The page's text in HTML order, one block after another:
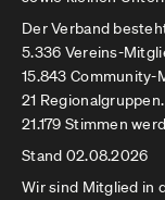
Der Verband
5.336 Vereins-
15.843
21 Regionalgruppen.
21.179 Stimmen
Stand 02.08.2026
Wir sind Mitglied in